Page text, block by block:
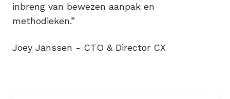
inbreng van bewezen aanpak en
methodieken.”
Joey Janssen - CTO & Director CX